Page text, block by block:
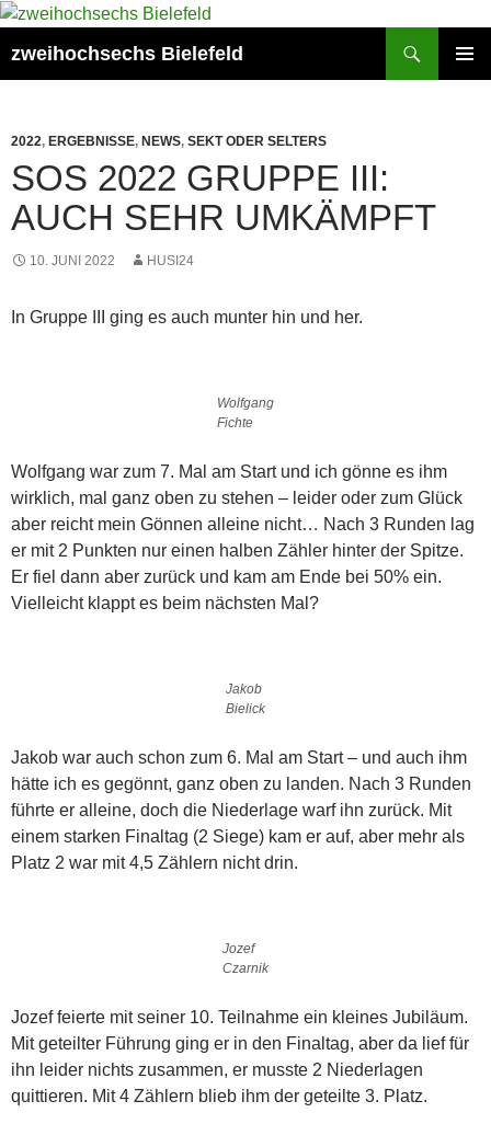
Zum
springen
zweihochsechs Bielefeld
2022, ERGEBNISSE, NEWS, SEKT ODER SELTERS
SOS 2022 GRUPPE III:
AUCH SEHR UMKÄMPFT
10. JUNI 2022 HUSI24
In Gruppe III ging es auch munter hin und her.
Wolfgang
Fichte
Wolfgang war zum 7. Mal am Start und ich gönne es ihm
wirklich, mal ganz oben zu stehen – leider oder zum Glück
aber reicht mein Gönnen alleine nicht… Nach 3 Runden lag
er mit 2 Punkten nur einen halben Zähler hinter der Spitze.
Er fiel dann aber zurück und kam am Ende bei 50% ein.
Vielleicht klappt es beim nächsten Mal?
Jakob
Bielick
Jakob war auch schon zum 6. Mal am Start – und auch ihm
hätte ich es gegönnt, ganz oben zu landen. Nach 3 Runden
führte er alleine, doch die Niederlage warf ihn zurück. Mit
einem starken Finaltag (2 Siege) kam er auf, aber mehr als
Platz 2 war mit 4,5 Zählern nicht drin.
Jozef
Czarnik
Jozef feierte mit seiner 10. Teilnahme ein kleines Jubiläum.
Mit geteilter Führung ging er in den Finaltag, aber da lief für
ihn leider nichts zusammen, er musste 2 Niederlagen
quittieren. Mit 4 Zählern blieb ihm der geteilte 3. Platz.